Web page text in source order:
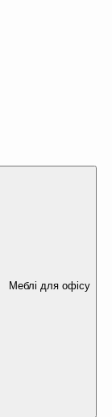
Меблі для офісу